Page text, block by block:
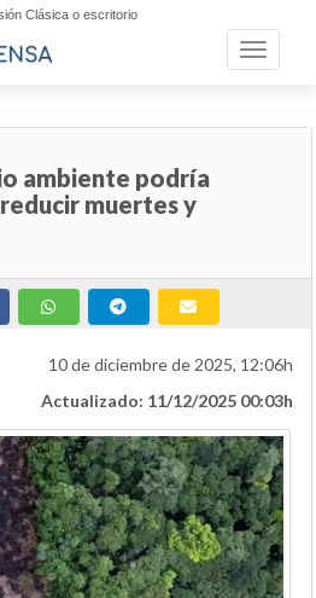
Clásica o escritorio
Toggle
ambiente podría
muertes y
10 de diciembre de 2025, 12:06h
Actualizado: 11/12/2025 00:03h